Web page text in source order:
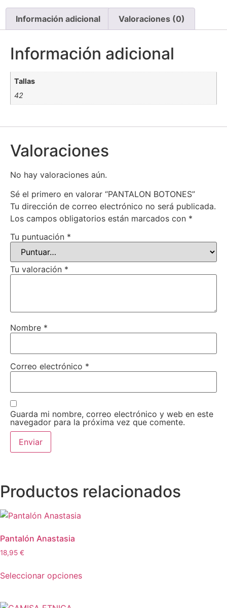
Información adicional Valoraciones (0)
Información adicional
Tallas
42
Valoraciones
No hay valoraciones aún.
Sé el primero en valorar “PANTALON BOTONES”
Tu dirección de correo electrónico no será publicada.
Los campos obligatorios están marcados con *
Tu puntuación *
Tu valoración *
Nombre *
Correo electrónico *
Guarda mi nombre, correo electrónico y web en este
navegador para la próxima vez que comente.
Productos relacionados
Pantalón Anastasia
18,95 €
Seleccionar opciones